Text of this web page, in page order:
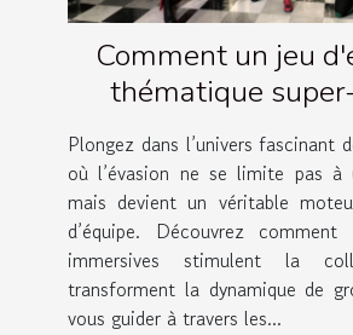
Comment un jeu
thématique
renforce la cohésion
Plongez dans l’univers fascinant
où l’évasion ne se limite pas à
mais devient un véritable
d’équipe. Découvrez comment
immersives stimulent la
transforment la dynamique de
vous guider à travers les...